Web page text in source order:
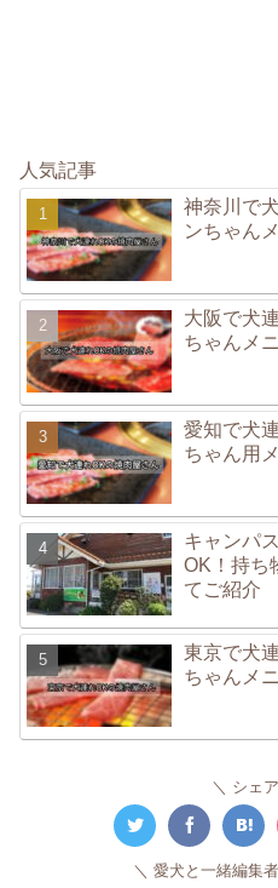
人気記事
神奈川で
ンちゃん
大阪で犬
ちゃんメ
愛知で犬
ちゃん用
キャンパ
OK！持ち
てご紹介
東京で犬
ちゃんメ
シェ
愛犬と一緒編集